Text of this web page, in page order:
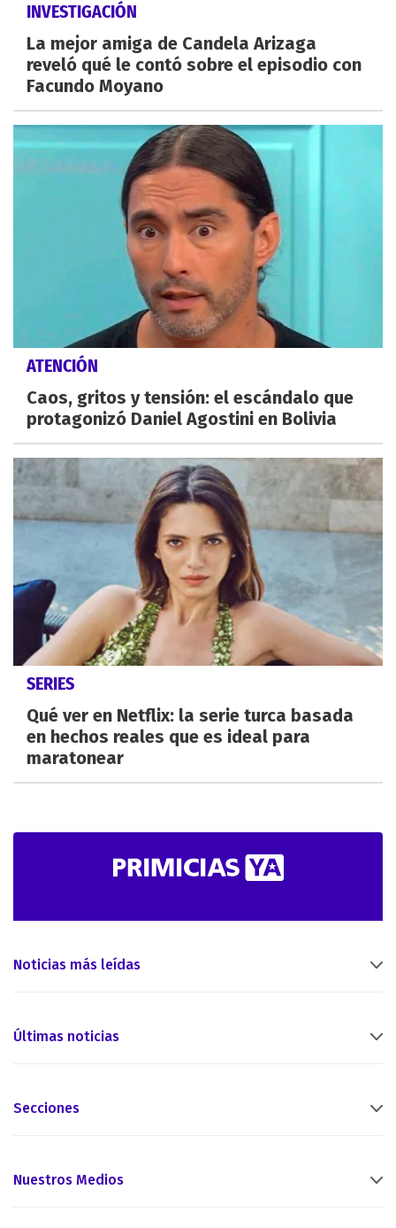
INVESTIGACIÓN
La mejor amiga de Candela Arizaga
reveló qué le contó sobre el episodio con
Facundo Moyano
ATENCIÓN
Caos, gritos y tensión: el escándalo que
protagonizó Daniel Agostini en Bolivia
SERIES
Qué ver en Netflix: la serie turca basada
en hechos reales que es ideal para
maratonear
Noticias más leídas
Últimas noticias
Secciones
Nuestros Medios